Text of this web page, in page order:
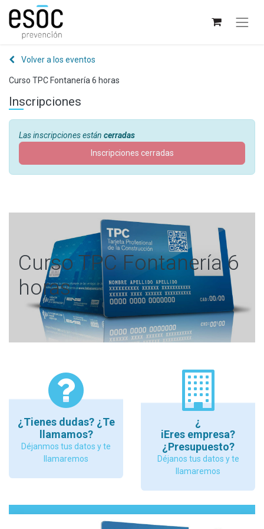
Volver a los eventos
Curso TPC Fontanería 6 horas
Inscripciones
Las inscripciones están cerradas
Inscripciones cerradas
Curso TPC Fontanería 6
horas
¿Tienes dudas? ¿Te
llamamos?
Déjanmos tus datos y te
llamaremos
¿
iEres empresa?
¿Presupuesto?
Déjanos tus datos y te
llamaremos